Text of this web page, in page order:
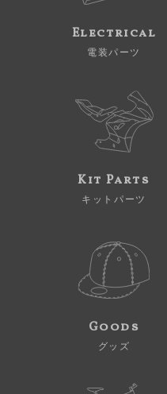
Electrical
電装パーツ
Kit Parts
キットパーツ
Goods
グッズ